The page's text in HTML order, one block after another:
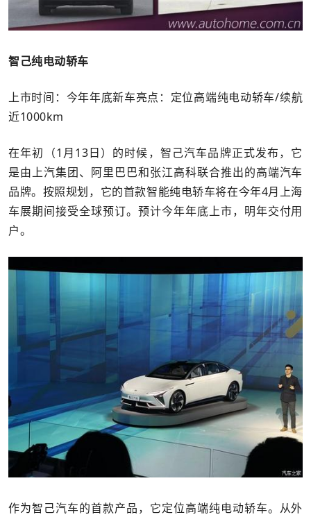
智己纯电动轿车
上市时间：今年年底新车亮点：定位高端纯电动轿车/续航
近1000km
在年初（1月13日）的时候，智己汽车品牌正式发布，它
是由上汽集团、阿里巴巴和张江高科联合推出的高端汽车
品牌。按照规划，它的首款智能纯电轿车将在今年4月上海
车展期间接受全球预订。预计今年年底上市，明年交付用
户。
作为智己汽车的首款产品，它定位高端纯电动轿车。从外